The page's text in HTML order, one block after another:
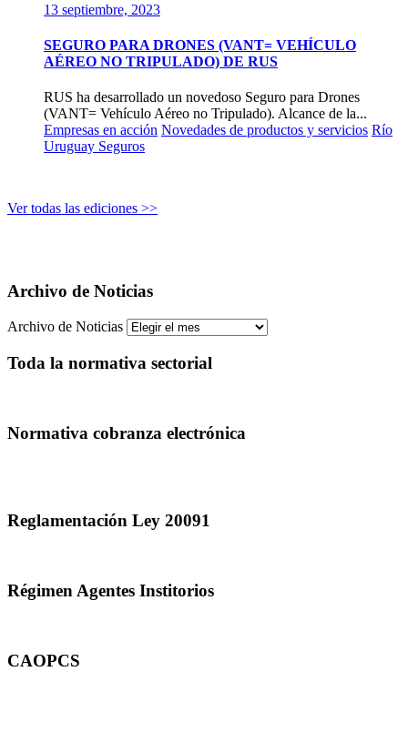
13 septiembre, 2023
SEGURO PARA DRONES (VANT= VEHÍCULO
AÉREO NO TRIPULADO) DE RUS
RUS ha desarrollado un novedoso Seguro para Drones
(VANT= Vehículo Aéreo no Tripulado). Alcance de la...
Empresas en acción Novedades de productos y servicios Río
Uruguay Seguros
Ver todas las ediciones >>
Archivo de Noticias
Archivo de Noticias
Toda la normativa sectorial
Normativa cobranza electrónica
Reglamentación Ley 20091
Régimen Agentes Institorios
CAOPCS